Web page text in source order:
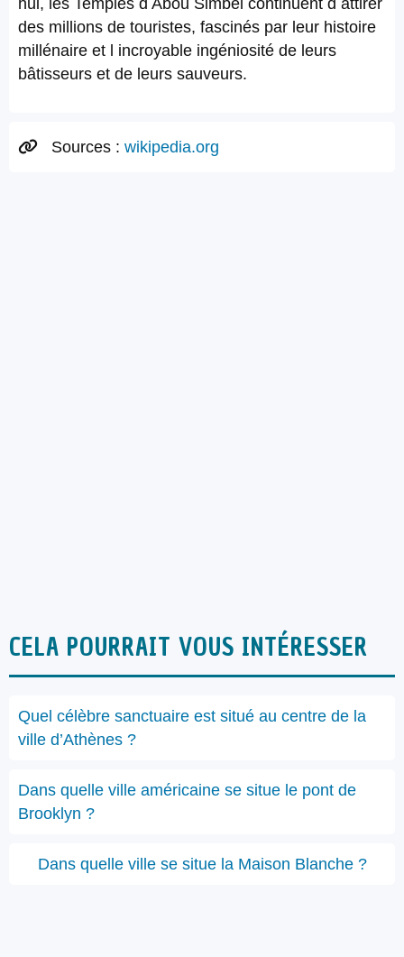
hui, les Temples d Abou Simbel continuent d attirer
des millions de touristes, fascinés par leur histoire
millénaire et l incroyable ingéniosité de leurs
bâtisseurs et de leurs sauveurs.
Sources : wikipedia.org
CELA POURRAIT VOUS INTÉRESSER
Quel célèbre sanctuaire est situé au centre de la
ville d’Athènes ?
Dans quelle ville américaine se situe le pont de
Brooklyn ?
Dans quelle ville se situe la Maison Blanche ?